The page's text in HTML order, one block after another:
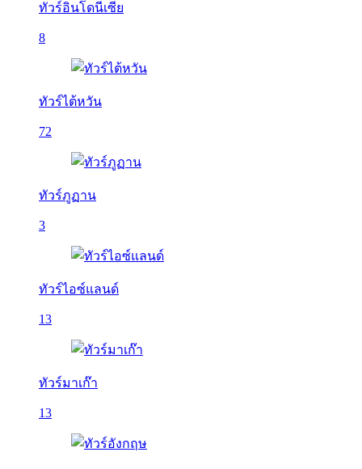
ทัวร์อินโดนีเซีย
8
ทัวร์ไต้หวัน
72
ทัวร์ภูฏาน
3
ทัวร์ไอซ์แลนด์
13
ทัวร์มาเก๊า
13